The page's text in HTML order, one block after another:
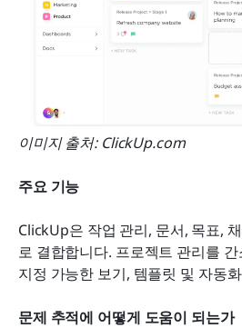
이미지 출처: ClickUp.com
주요 기능
ClickUp은 작업 관리, 문서, 목표,
로 결합합니다. 프로젝트 관리를
지정 가능한 보기, 템플릿 및 자동
문제 추적에 어떻게 도움이 되는가